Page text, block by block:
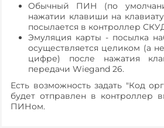
Обычный ПИН (по
нажатии клавиши на
посылается в контроллер
Эмуляция карты - посылка
осуществляется целиком (а
цифре) после нажатия
передачи Wiegand 26.
Есть возможность задать "Код
будет отправлен в контроллер
ПИНом.